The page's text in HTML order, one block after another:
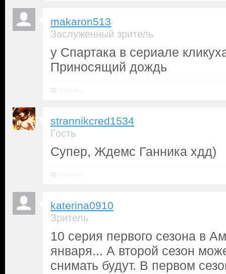
makaron513
Заслуженный зритель
у Спартака в сериале
Приносящий дождь
strannikcred1534
Гость
Супер, Ждемс Ганника хдд)
katerina0910
Зритель
10 серия первого сезона в
января... А второй сезон
снимать будут. В первом